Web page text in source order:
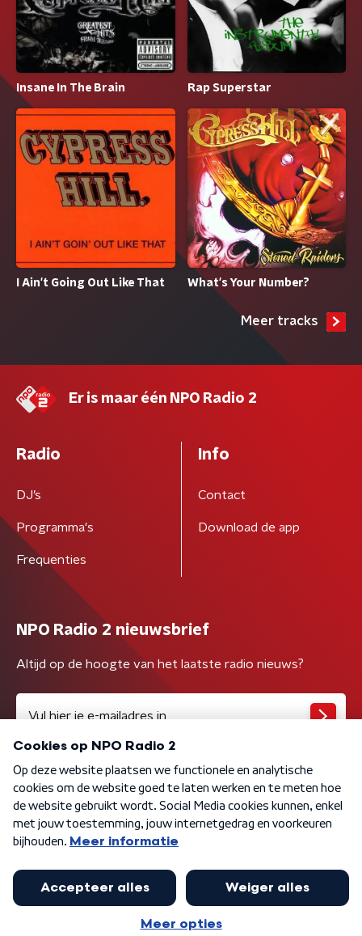
Insane In The Brain Rap Superstar
I Ain't Going Out Like That What's Your Number?
Meer tracks
Er is maar één NPO Radio 2
Radio
DJ’s
Programma's
Frequenties
Info
Contact
Download de app
NPO Radio 2 nieuwsbrief
Altijd op de hoogte van het laatste radio nieuws?
Algemene voorwaarden